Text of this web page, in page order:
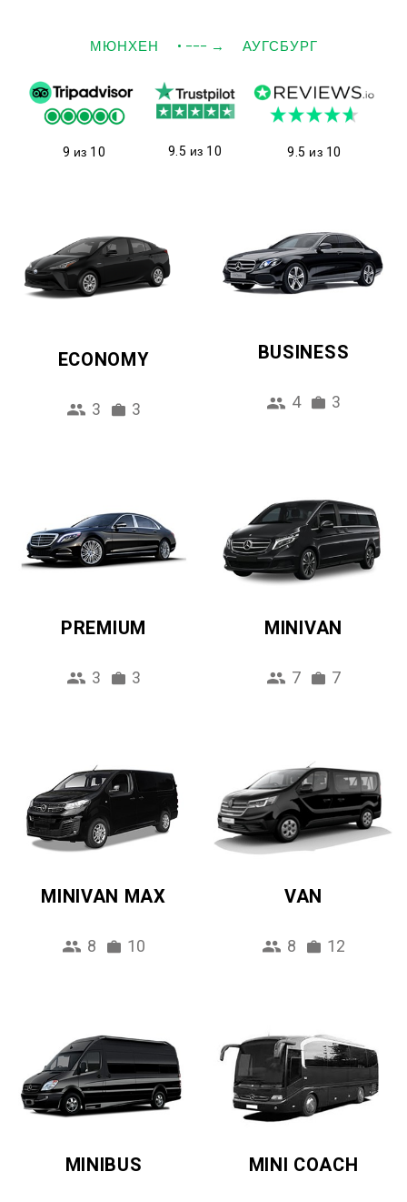
МЮНХЕН • −−− → АУГСБУРГ
9 из 10 9.5 из 10 9.5 из 10
ECONOMY
3 3
BUSINESS
4 3
PREMIUM
3 3
MINIVAN
7 7
MINIVAN MAX
8 10
VAN
8 12
MINIBUS MINI COACH